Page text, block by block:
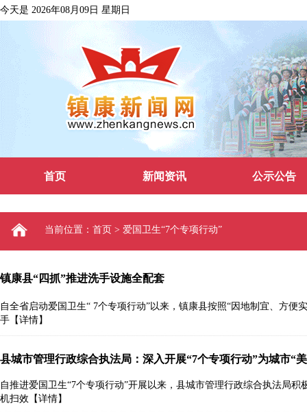
今天是 2026年08月09日 星期日
首页 新闻资讯 公示公告
当前位置：首页 > 爱国卫生“7个专项行动”
镇康县“四抓”推进洗手设施全配套
自全省启动爱国卫生“ 7个专项行动”以来，镇康县按照“因地制宜、方
手 【详情】
县城市管理行政综合执法局：深入开展“7个专项行动”为城市“
自推进爱国卫生“7个专项行动”开展以来，县城市管理行政综合执法局
机扫效 【详情】